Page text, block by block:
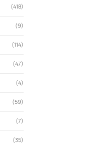
(418)
(9)
(114)
(47)
(4)
(59)
(7)
(35)